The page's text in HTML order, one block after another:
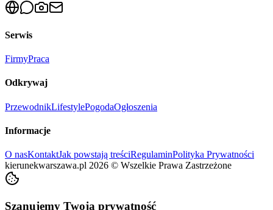
Serwis
FirmyPraca
Odkrywaj
PrzewodnikLifestylePogodaOgłoszenia
Informacje
O nasKontaktJak powstają treściRegulaminPolityka Prywatności
kierunekwarszawa.pl 2026 © Wszelkie Prawa Zastrzeżone
Szanujemy Twoją prywatność